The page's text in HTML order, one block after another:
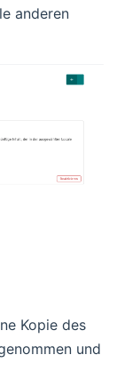
anderen
Kopie des
und